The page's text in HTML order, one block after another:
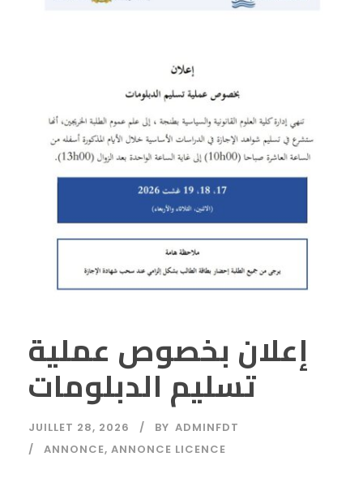
إعلان بخصوص عملية
تسليم الدبلومات
JUILLET 28, 2026 BY ADMINFDT
ANNONCE, ANNONCE LICENCE